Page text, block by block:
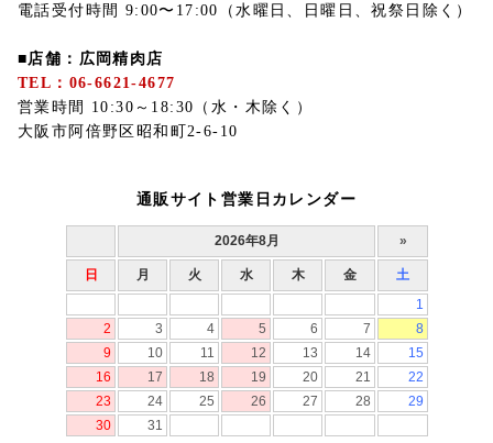
電話受付時間 9:00〜17:00（水曜日、日曜日、祝祭日除く）
■店舗：広岡精肉店
TEL：06-6621-4677
営業時間 10:30～18:30（水・木除く）
大阪市阿倍野区昭和町2-6-10
通販サイト営業日カレンダー